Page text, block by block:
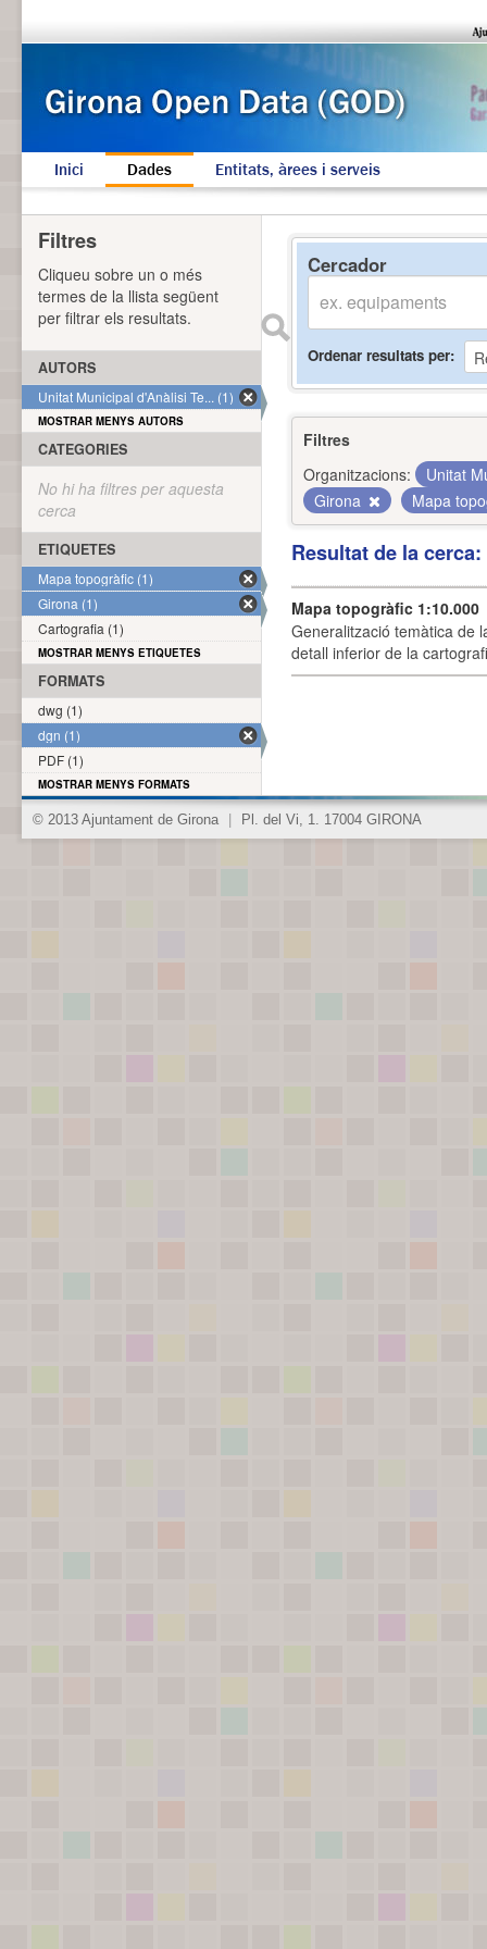
Inici Dades Entitats, àrees i serveis
Cercador
Ordenar resultats per
Filtres
Organitzacions:
Unitat
Girona
Mapa
Resultat de la
Mapa topogràfic 1:10.000
Generalització temàtica de
detall inferior de la
Filtres
Cliqueu sobre un o més
termes de la llista següent
per filtrar els resultats.
AUTORS
Unitat Municipal d'Anàlisi Te... (1)
MOSTRAR MENYS AUTORS
CATEGORIES
No hi ha filtres per aquesta
cerca
ETIQUETES
Mapa topogràfic (1)
Girona (1)
Cartografia (1)
MOSTRAR MENYS ETIQUETES
FORMATS
dwg (1)
dgn (1)
PDF (1)
MOSTRAR MENYS FORMATS
© 2013 Ajuntament de Girona Pl. del Vi, 1. 17004 GIRONA